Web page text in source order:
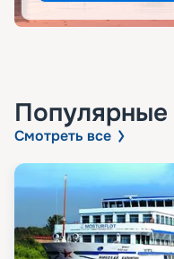
Популярные
Смотреть все